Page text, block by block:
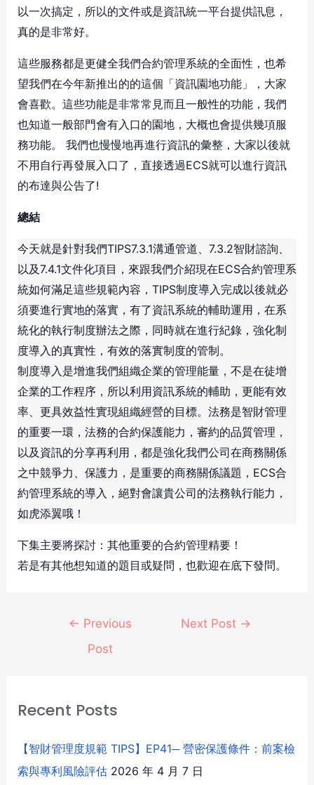
以一次搞定，所以的文件或是資訊統一平台提供訊息，
真的是非常好。
這些服務都是更健全我們合約管理系統的全面性，也希
望我們在今年新推出的的這個「資訊園地功能」，大家
會喜歡。這些功能是非常常見而且一般性的功能，我們
也知道一般部門會有入口的園地，大概也會提供幾項服
務功能。 我們也慢慢地再進行資訊的彙整，大家以後就
不用自行再發展入口了，直接透過ECS就可以進行資訊
的布達與公告了!
總結
今天就是針對我們TIPS7.3.1溝通管道、7.3.2智財諮詢、
以及7.4.1文件化項目，來跟我們介紹現在ECS合約管理系
統如何滿足這些規範內容，TIPS制度導入完成以後就必
須要進行實地的落實，有了資訊系統的輔助運用，在系
統化的執行制度辦法之際，同時就在進行紀錄，強化制
度導入的真實性，有效的落實制度的管制。
制度導入是增進我們組織企業的管理能量，不是在徒增
企業的工作程序，所以利用資訊系統的輔助，更能有效
率、更具效益性實現組織經營的目標。法務是智財管理
的重要一環，法務的合約保護能力，審約的品質管理，
以及資訊的分享再利用，都是強化我們公司在商務關係
之中競爭力、保護力，是重要的商務關係議題，ECS合
約管理系統的導入，絕對會讓貴公司的法務執行能力，
如虎添翼哦！
下集主要將探討：其他重要的合約管理精要！
若是有其他想知道的題目或疑問，也歡迎在底下發問。
← Previous
Post
Next Post →
Recent Posts
【智財管理度規範 TIPS】EP41─ 營密保護條件：前案檢
索與專利風險評估 2026 年 4 月 7 日